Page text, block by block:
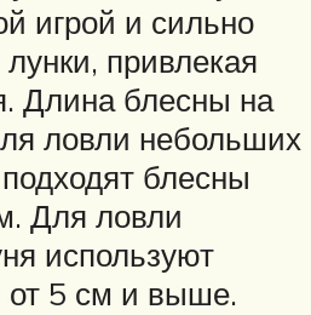
игрой и сильно
привлекая
Длина блесны на
ловли небольших
блесны
Для ловли
используют
5 см и выше.